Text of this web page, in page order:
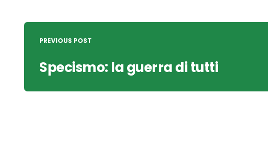
Post
navigation
PREVIOUS POST
Specismo: la guerra di tutti